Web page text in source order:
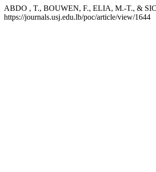
ABDO , T., BOUWEN, F., ELIA, M.-T., &
https://journals.usj.edu.lb/poc/article/view/1644